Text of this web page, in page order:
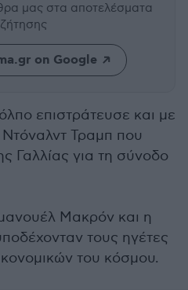
μας στα αποτελέσματα
on Google
επιστράτευσε και με
Τραμπ που
Γαλλίας για τη σύνοδο
Μακρόν και η
τους ηγέτες
του κόσμου.